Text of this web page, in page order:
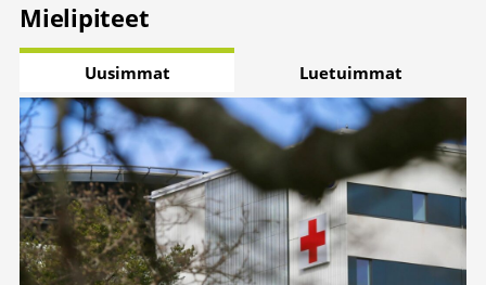
Mielipiteet
Uusimmat Luetuimmat